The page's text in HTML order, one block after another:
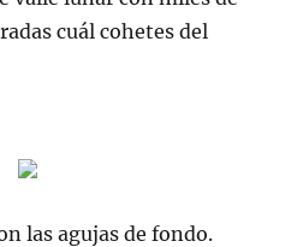
cuál cohetes del
las agujas de fondo.